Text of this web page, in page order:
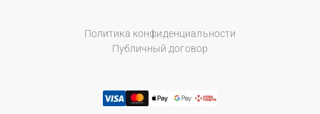
Политика конфиденциальности
Публичный договор